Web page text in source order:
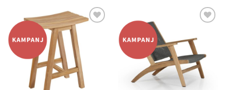
önskelistan
till i
önskelistan